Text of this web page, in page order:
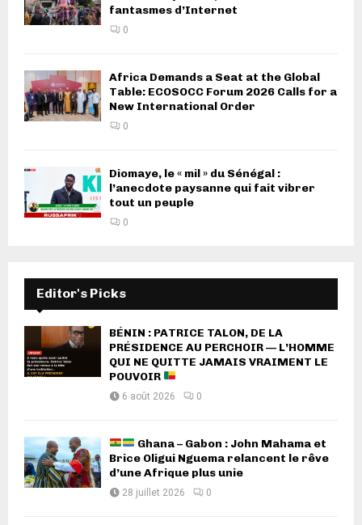
fantasmes d’Internet
0
Africa Demands a Seat at the Global
Table: ECOSOCC Forum 2026 Calls for a
New International Order
0
Diomaye, le « mil » du Sénégal :
l’anecdote paysanne qui fait vibrer
tout un peuple
0
Editor's Picks
BÉNIN : PATRICE TALON, DE LA
PRÉSIDENCE AU PERCHOIR — L’HOMME
QUI NE QUITTE JAMAIS VRAIMENT LE
POUVOIR
6 août 2026 0
Ghana – Gabon : John Mahama et
Brice Oligui Nguema relancent le rêve
d’une Afrique plus unie
28 juillet 2026 0